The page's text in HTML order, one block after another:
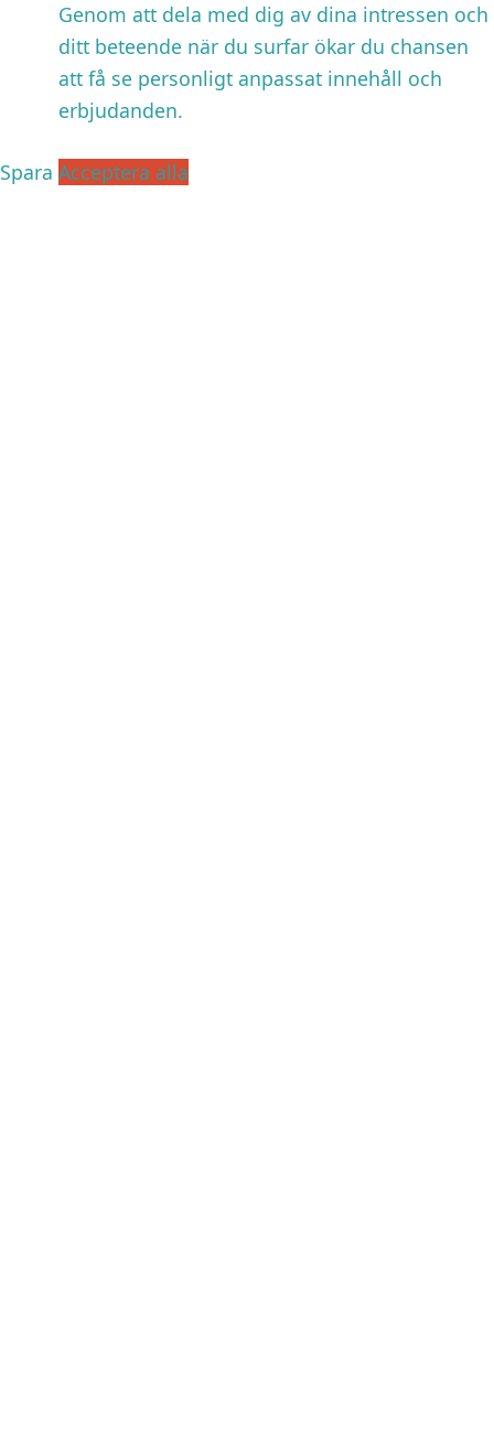
Genom att dela med dig av dina intressen och
ditt beteende när du surfar ökar du chansen
att få se personligt anpassat innehåll och
erbjudanden.
Spara Acceptera alla